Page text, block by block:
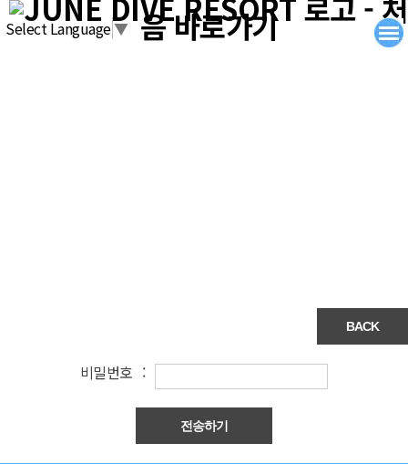
탑메뉴 바로가기
본문 바로가기
Select Language▼
비밀번호 :